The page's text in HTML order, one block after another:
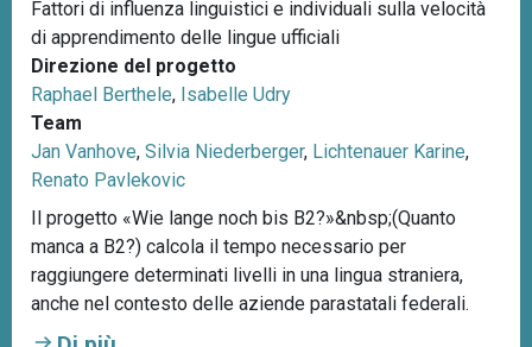
Fattori di influenza linguistici e individuali sulla velocità
di apprendimento delle lingue ufficiali
Direzione del progetto
Raphael Berthele, Isabelle Udry
Team
Jan Vanhove, Silvia Niederberger, Lichtenauer Karine,
Renato Pavlekovic
Il progetto «Wie lange noch bis B2?»&nbsp;(Quanto
manca a B2?) calcola il tempo necessario per
raggiungere determinati livelli in una lingua straniera,
anche nel contesto delle aziende parastatali federali.